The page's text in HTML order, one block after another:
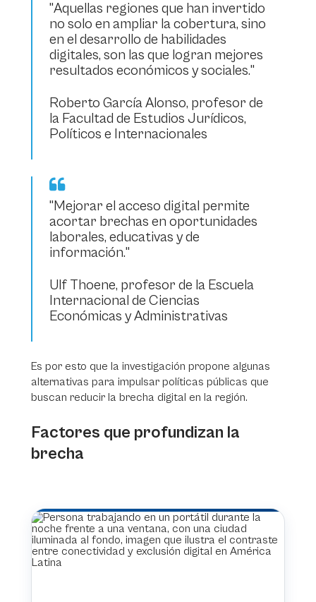
"Aquellas regiones que han invertido
no solo en ampliar la cobertura, sino
en el desarrollo de habilidades
digitales, son las que logran mejores
resultados económicos y sociales."
Roberto García Alonso, profesor de
la Facultad de Estudios Jurídicos,
Políticos e Internacionales
"Mejorar el acceso digital permite
acortar brechas en oportunidades
laborales, educativas y de
información."
Ulf Thoene, profesor de la Escuela
Internacional de Ciencias
Económicas y Administrativas
Es por esto que la investigación propone algunas
alternativas para impulsar políticas públicas que
buscan reducir la brecha digital en la región.
Factores que profundizan la
brecha